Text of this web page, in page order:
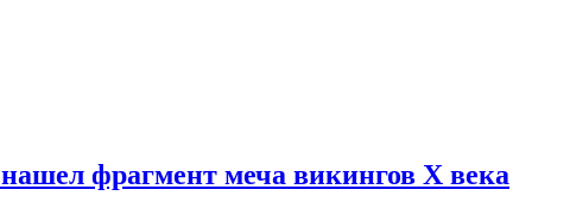
фрагмент меча викингов X века